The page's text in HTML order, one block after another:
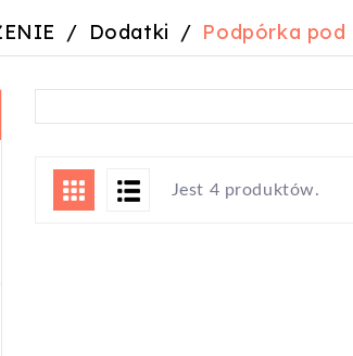
Dodatki Podpórka pod
Jest 4 produktów.